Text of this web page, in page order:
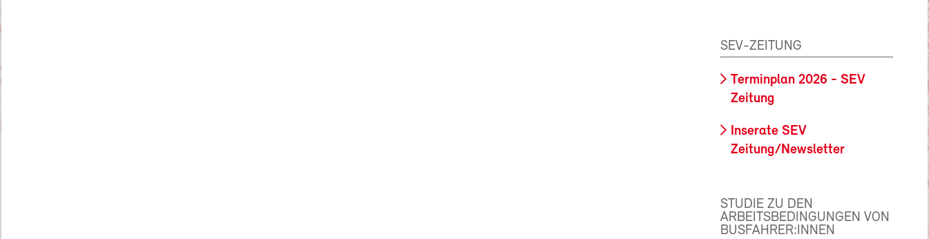
SEV-ZEITUNG
Terminplan 2026 - SEV
Zeitung
Inserate SEV
Zeitung/Newsletter
STUDIE ZU DEN
ARBEITSBEDINGUNGEN VON
BUSFAHRER:INNEN